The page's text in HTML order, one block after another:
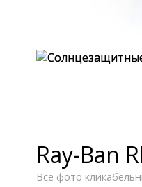
Ray-Ban
Все фото